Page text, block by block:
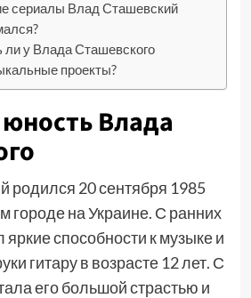
сериалы Влад Сташевский
ли у Влада Сташевского
проекты?
Влада
родился 20 сентября 1985
городе на Украине. С ранних
яркие способности к музыке и
гитару в возрасте 12 лет. С
его большой страстью и